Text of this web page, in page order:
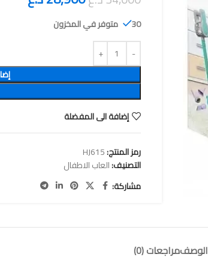
30 متوفر في المخزون
إضافة الى المفضلة
رمز المنتج:HJ615
التصنيف:العاب الاطفال
مشاركة:
الوصفمراجعات (0)